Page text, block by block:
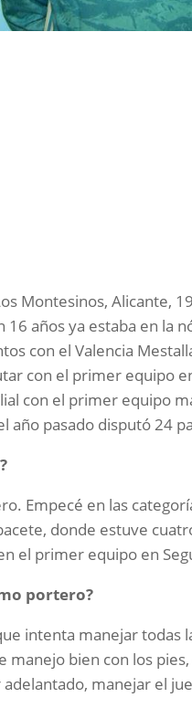
Montesinos, Alicante,
16 años ya estaba en la
con el Valencia
con el primer equipo
con el primer equipo
año pasado disputó 24
Empecé en las
donde estuve
el primer equipo en
portero?
intenta manejar todas
manejo bien con los
manejar el